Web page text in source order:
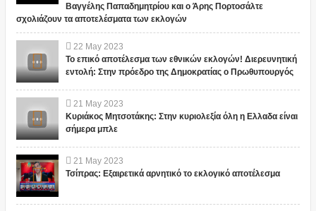
Βαγγέλης Παπαδημητρίου και ο Άρης Πορτοσάλτε
σχολιάζουν τα αποτελέσματα των εκλογών
22 May 2023
Το επικό αποτέλεσμα των εθνικών εκλογών! Διερευνητική
εντολή: Στην πρόεδρο της Δημοκρατίας ο Πρωθυπουργός
21 May 2023
Κυριάκος Μητσοτάκης: Στην κυριολεξία όλη η Ελλαδα είναι
σήμερα μπλε
21 May 2023
Τσίπρας: Εξαιρετικά αρνητικό το εκλογικό αποτέλεσμα